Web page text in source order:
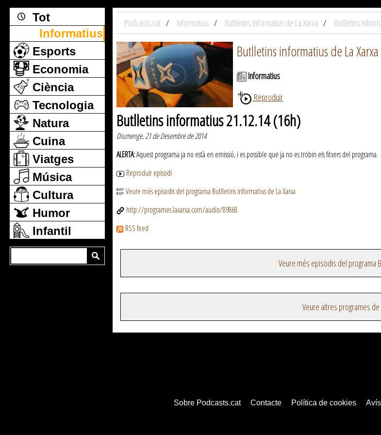
Tot
Informatius
Esports
Economia
Ciència
Tecnologia
Natura
Cuina
Viatges
Música
Cultura
Humor
Infantil
Podcasts.cat Informatius Butlletins informatius de La Xarxa Butlletins
Butlletins informatius de La Xarxa
Informatius
Reproduir
Butlletins informatius 21.12.14 (16h)
Diumenge, 21 de Desembre de 2014
ALERTA:Aquest programa ja no està en emissió, i es possible que ja no es trobin els fitxers del programa.
Reproduir episodi
Veure més episodis del programa Butlletins informatius de La Xarxa
http://programes.laxarxa.com/audio/89868
RSS feed
Veure més episodis del programa
Veure altres programes
Sobre Podcasts.cat Contacte Política de cookies